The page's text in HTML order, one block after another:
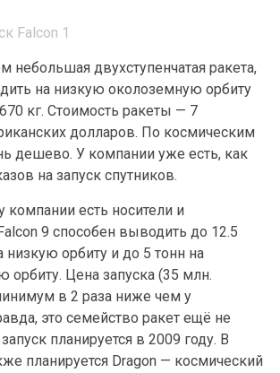
Falcon 1
небольшая двухступенчатая ракета,
на низкую околоземную орбиту
кг. Стоимость ракеты — 7
долларов. По космическим
дешево. У компании уже есть, как
на запуск спутников.
компании есть носители и
9 способен выводить до 12.5
низкую орбиту и до 5 тонн на
орбиту. Цена запуска (35 млн.
в 2 раза ниже чем у
это семейство ракет ещё не
планируется в 2009 году. В
планируется Dragon — космический